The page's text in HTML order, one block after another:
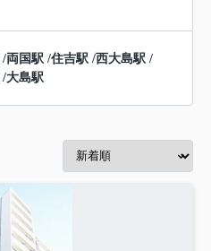
/両国駅 /住吉駅 /西大島駅 /
/大島駅